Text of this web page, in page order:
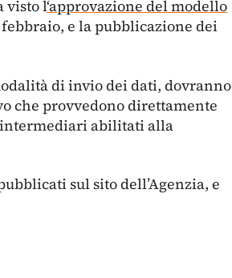
visto l‘approvazione del modello
e la pubblicazione dei
di invio dei dati, dovranno
che provvedono direttamente
intermediari abilitati alla
sul sito dell’Agenzia, e